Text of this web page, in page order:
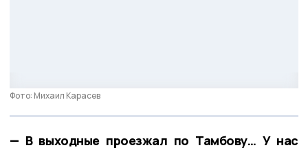
Фото: Михаил Карасев
— В выходные проезжал по Тамбову… У нас